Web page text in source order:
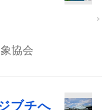
協会
ブチへ